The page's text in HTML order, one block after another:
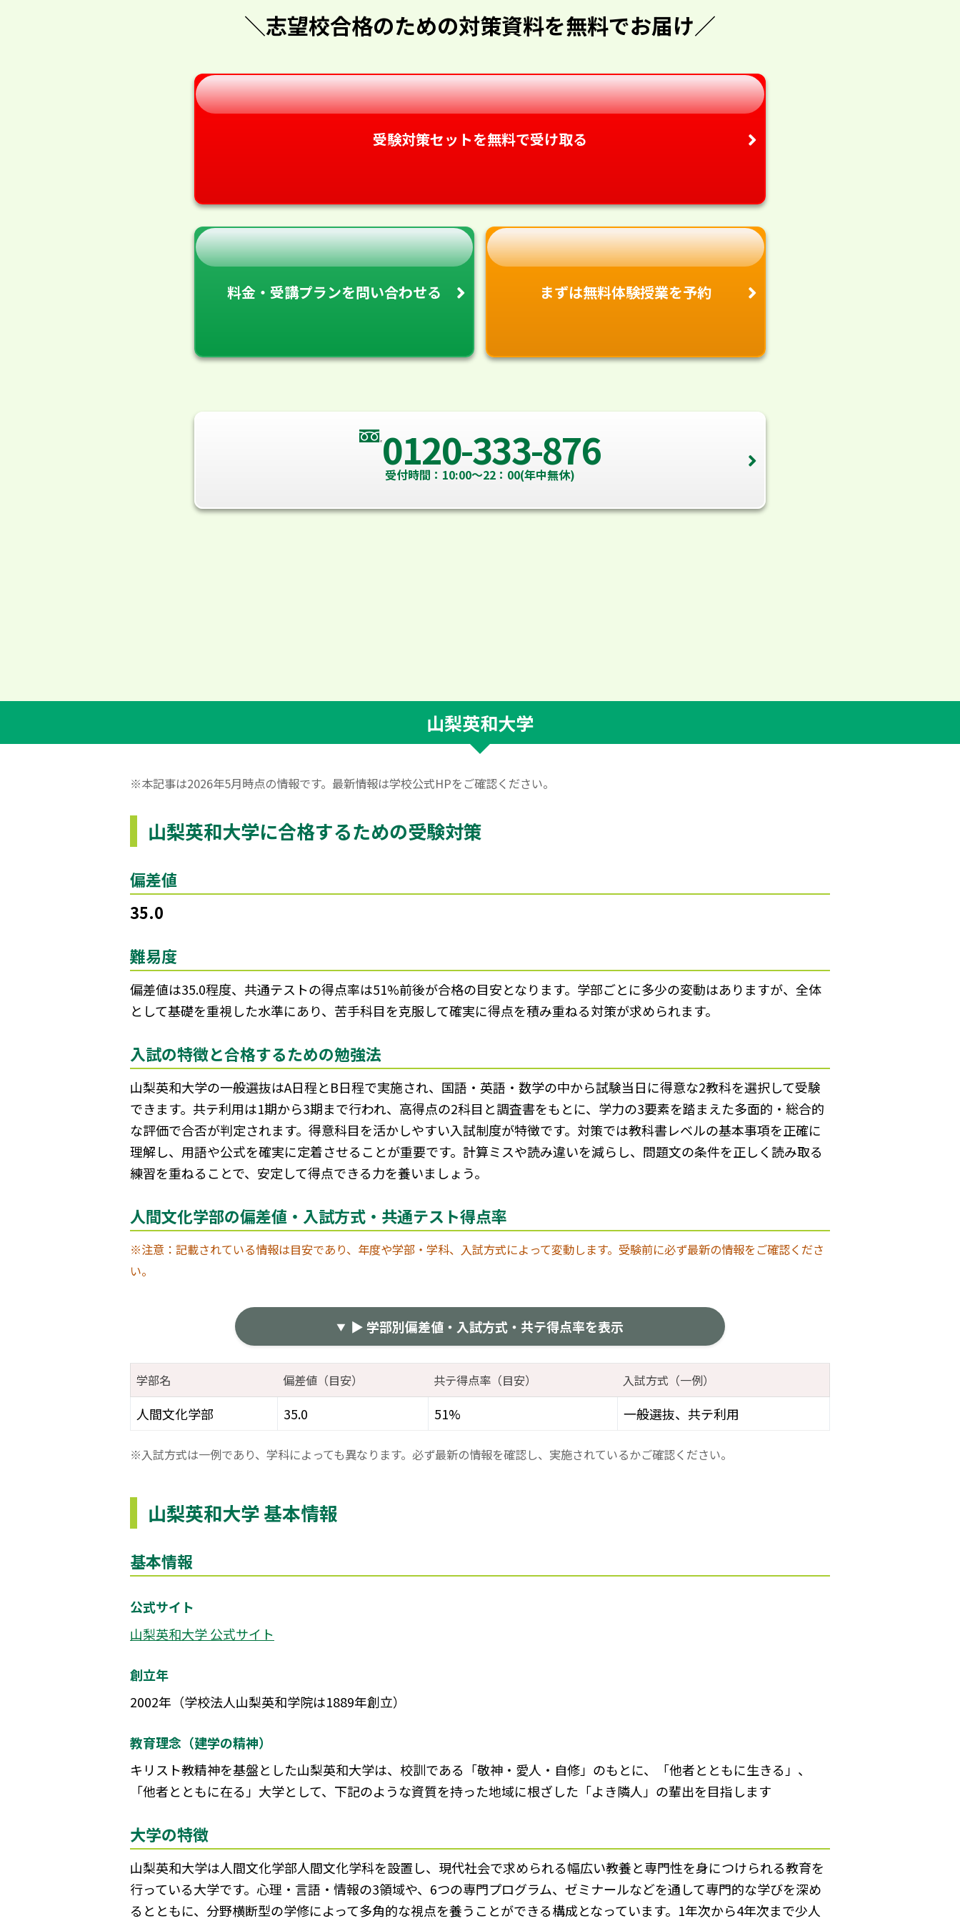
＼志望校合格のための対策資料を無料でお届け／
受験対策セットを無料で受け取る
料金・受講プランを問い合わせる まずは無料体験授業を予約
0120-333-876
受付時間：10:00～22：00(年中無休)
山梨英和大学
※本記事は2026年5月時点の情報です。最新情報は学校公式HPをご確認ください。
山梨英和大学に合格するための受験対策
偏差値
35.0
難易度
偏差値は35.0程度、共通テストの得点率は51%前後が合格の目安となります。学部ごとに多少の変動はありますが、全体
として基礎を重視した水準にあり、苦手科目を克服して確実に得点を積み重ねる対策が求められます。
入試の特徴と合格するための勉強法
山梨英和大学の一般選抜はA日程とB日程で実施され、国語・英語・数学の中から試験当日に得意な2教科を選択して受験
できます。共テ利用は1期から3期まで行われ、高得点の2科目と調査書をもとに、学力の3要素を踏まえた多面的・総合的
な評価で合否が判定されます。得意科目を活かしやすい入試制度が特徴です。対策では教科書レベルの基本事項を正確に
理解し、用語や公式を確実に定着させることが重要です。計算ミスや読み違いを減らし、問題文の条件を正しく読み取る
練習を重ねることで、安定して得点できる力を養いましょう。
人間文化学部の偏差値・入試方式・共通テスト得点率
※注意：記載されている情報は目安であり、年度や学部・学科、入試方式によって変動します。受験前に必ず最新の情報をご確認くださ
い。
▶ 学部別偏差値・入試方式・共テ得点率を表示
学部名 偏差値（目安） 共テ得点率（目安） 入試方式（一例）
人間文化学部 35.0 51% 一般選抜、共テ利用
※入試方式は一例であり、学科によっても異なります。必ず最新の情報を確認し、実施されているかご確認ください。
山梨英和大学 基本情報
基本情報
公式サイト
山梨英和大学 公式サイト
創立年
2002年（学校法人山梨英和学院は1889年創立）
教育理念（建学の精神）
キリスト教精神を基盤とした山梨英和大学は、校訓である「敬神・愛人・自修」のもとに、「他者とともに生きる」、
「他者とともに在る」大学として、下記のような資質を持った地域に根ざした「よき隣人」の輩出を目指します
大学の特徴
山梨英和大学は人間文化学部人間文化学科を設置し、現代社会で求められる幅広い教養と専門性を身につけられる教育を
行っている大学です。心理・言語・情報の3領域や、6つの専門プログラム、ゼミナールなどを通して専門的な学びを深め
るとともに、分野横断型の学修によって多角的な視点を養うことができる構成となっています。1年次から4年次まで少人